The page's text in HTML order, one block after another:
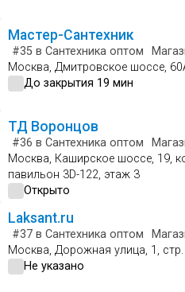
Мастер-Сантехник
#35 в Сантехника оптом
Москва, Дмитровское шоссе,
До закрытия 19 мин
ТД Воронцов
#36 в Сантехника оптом
Москва, Каширское шоссе, 19,
павильон 3D-122, этаж 3
Открыто
Laksant.ru
#37 в Сантехника оптом
Москва, Дорожная улица, 1,
Не указано